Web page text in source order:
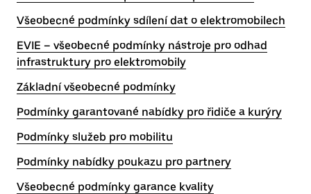
Všeobecné podmínky sdílení dat o elektromobilech
EVIE – všeobecné podmínky nástroje pro odhad
infrastruktury pro elektromobily
Základní všeobecné podmínky
Podmínky garantované nabídky pro řidiče a kurýry
Podmínky služeb pro mobilitu
Podmínky nabídky poukazu pro partnery
Všeobecné podmínky garance kvality